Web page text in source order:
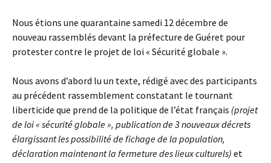
Nous étions une quarantaine samedi 12 décembre de
nouveau rassemblés devant la préfecture de Guéret pour
protester contre le projet de loi « Sécurité globale ».
Nous avons d’abord lu un texte, rédigé avec des participants
au précédent rassemblement constatant le tournant
liberticide que prend de la politique de l’état français (projet
de loi « sécurité globale », publication de 3 nouveaux décrets
élargissant les possibilité de fichage de la population,
déclaration maintenant la fermeture des lieux culturels) et